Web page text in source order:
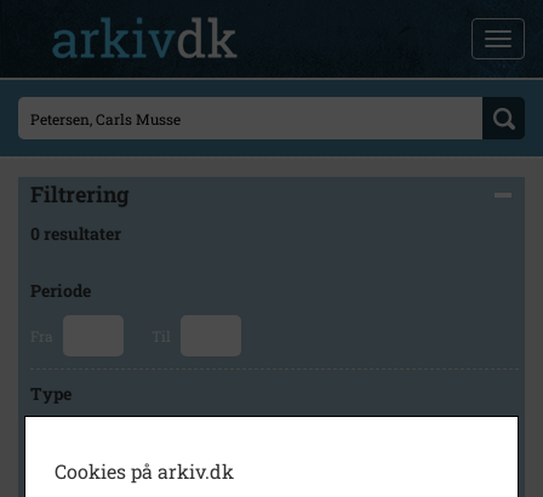
Filtrering
0 resultater
Periode
Fra Til
Type
Cookies på arkiv.dk